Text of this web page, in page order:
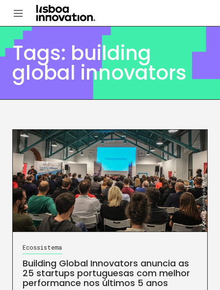
Tags: building
global innovators
Ecossistema
Building Global Innovators anuncia as
25 startups portuguesas com melhor
performance nos últimos 5 anos